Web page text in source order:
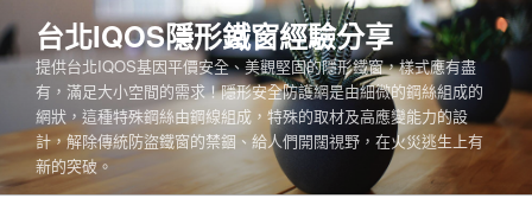
至
主
內
容
台北IQOS隱形鐵窗經驗分享
提供台北IQOS基因平價安全、美觀堅固的隱形鐵窗，樣式應有盡
有，滿足大小空間的需求！隱形安全防護網是由細微的鋼絲組成的
網狀，這種特殊鋼絲由鋼線組成，特殊的取材及高應變能力的設
計，解除傳統防盜鐵窗的禁錮、給人們開闊視野，在火災逃生上有
新的突破。